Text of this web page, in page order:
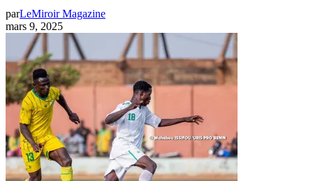
parLeMiroir Magazine
mars 9, 2025